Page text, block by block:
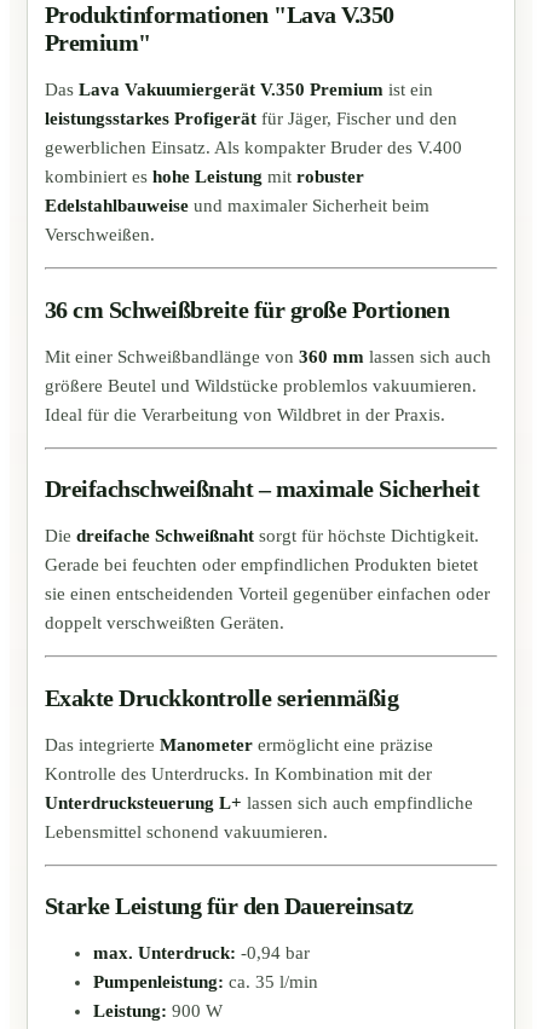
Produktinformationen "Lava V.350
Premium"
Das Lava Vakuumiergerät V.350 Premium ist ein
leistungsstarkes Profigerät für Jäger, Fischer und den
gewerblichen Einsatz. Als kompakter Bruder des V.400
kombiniert es hohe Leistung mit robuster
Edelstahlbauweise und maximaler Sicherheit beim
Verschweißen.
36 cm Schweißbreite für große Portionen
Mit einer Schweißbandlänge von 360 mm lassen sich auch
größere Beutel und Wildstücke problemlos vakuumieren.
Ideal für die Verarbeitung von Wildbret in der Praxis.
Dreifachschweißnaht – maximale Sicherheit
Die dreifache Schweißnaht sorgt für höchste Dichtigkeit.
Gerade bei feuchten oder empfindlichen Produkten bietet
sie einen entscheidenden Vorteil gegenüber einfachen oder
doppelt verschweißten Geräten.
Exakte Druckkontrolle serienmäßig
Das integrierte Manometer ermöglicht eine präzise
Kontrolle des Unterdrucks. In Kombination mit der
Unterdrucksteuerung L+ lassen sich auch empfindliche
Lebensmittel schonend vakuumieren.
Starke Leistung für den Dauereinsatz
max. Unterdruck: -0,94 bar
Pumpenleistung: ca. 35 l/min
Leistung: 900 W